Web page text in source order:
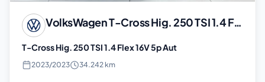
VolksWagenT-Cross Hig. 250 TSI 1.4 Flex 16V 5p Aut
T-Cross Hig. 250 TSI 1.4 Flex 16V 5p Aut
2023/2023 34.242 km